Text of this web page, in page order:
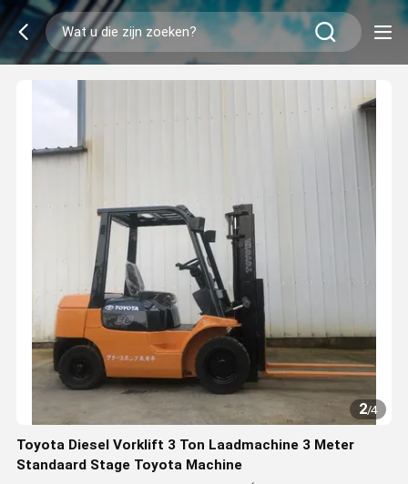
2/4
Toyota Diesel Vorklift 3 Ton Laadmachine 3 Meter
Standaard Stage Toyota Machine